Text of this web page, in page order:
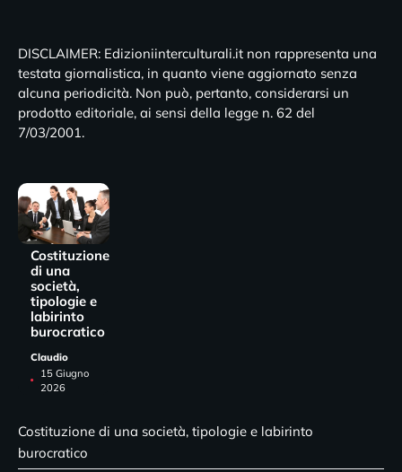
DISCLAIMER: Edizioniinterculturali.it non rappresenta una
testata giornalistica, in quanto viene aggiornato senza
alcuna periodicità. Non può, pertanto, considerarsi un
prodotto editoriale, ai sensi della legge n. 62 del
7/03/2001.
Costituzione
di una
società,
tipologie e
labirinto
burocratico
Claudio
15 Giugno
2026
Costituzione di una società, tipologie e labirinto
burocratico